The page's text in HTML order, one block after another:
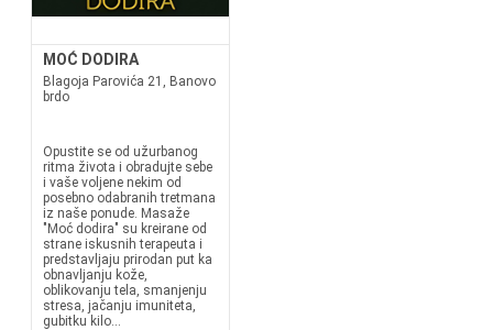
MOĆ DODIRA
Blagoja Parovića 21, Banovo
brdo
Opustite se od užurbanog
ritma života i obradujte sebe
i vaše voljene nekim od
posebno odabranih tretmana
iz naše ponude. Masaže
"Moć dodira" su kreirane od
strane iskusnih terapeuta i
predstavljaju prirodan put ka
obnavljanju kože,
oblikovanju tela, smanjenju
stresa, jačanju imuniteta,
gubitku kilo...